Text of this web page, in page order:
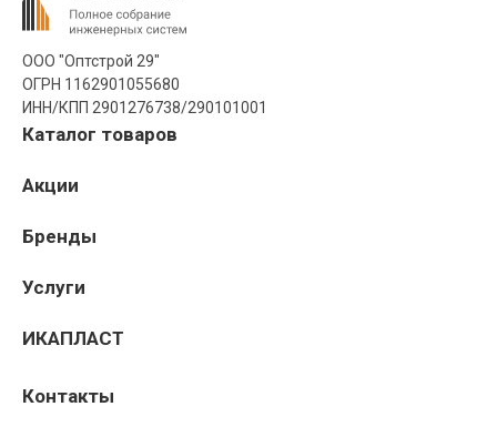
ООО "Оптстрой 29"
ОГРН 1162901055680
ИНН/КПП 2901276738/290101001
Каталог товаров
Акции
Бренды
Услуги
ИКАПЛАСТ
Контакты